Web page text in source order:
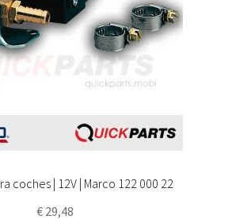
coches | 12V | Marco 122 000 22
€29,48